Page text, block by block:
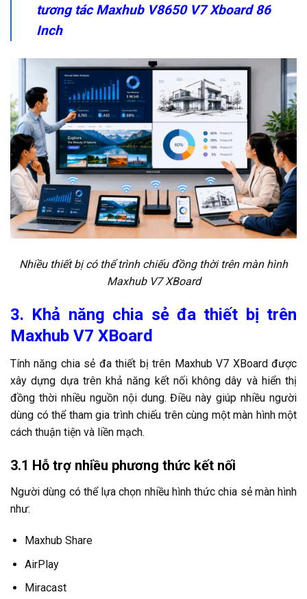
tương tác Maxhub V8650 V7 Xboard 86
Inch
Nhiều thiết bị có thể trình chiếu đồng thời trên màn hình
Maxhub V7 XBoard
3. Khả năng chia sẻ đa thiết bị trên
Maxhub V7 XBoard
Tính năng chia sẻ đa thiết bị trên Maxhub V7 XBoard được
xây dựng dựa trên khả năng kết nối không dây và hiển thị
đồng thời nhiều nguồn nội dung. Điều này giúp nhiều người
dùng có thể tham gia trình chiếu trên cùng một màn hình một
cách thuận tiện và liền mạch.
3.1 Hỗ trợ nhiều phương thức kết nối
Người dùng có thể lựa chọn nhiều hình thức chia sẻ màn hình
như:
Maxhub Share
AirPlay
Miracast